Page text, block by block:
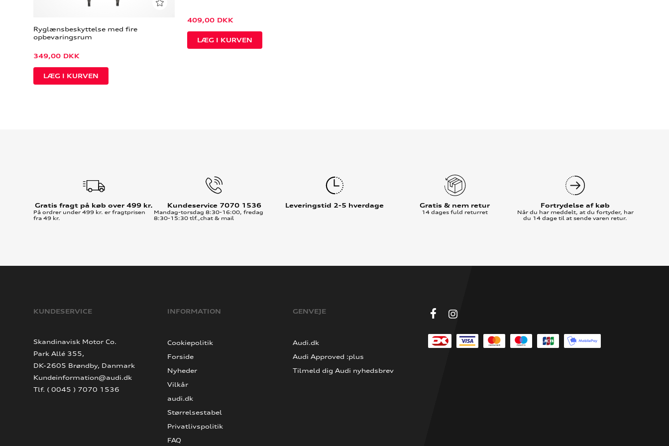
Ryglænsbeskyttelse med fire
opbevaringsrum
349,00 DKK
409,00 DKK
Gratis fragt på køb over 499 kr.
På ordrer under 499 kr. er fragtprisen
fra 49 kr.
Kundeservice 7070 1536
Mandag-torsdag 8:30-16:00, fredag
8:30-15:30 tlf.,chat & mail
Leveringstid 2-5 hverdage Gratis & nem retur
14 dages fuld returret
Fortrydelse af køb
Når du har meddelt, at du fortyder, har
du 14 dage til at sende varen retur.
KUNDESERVICE
Skandinavisk Motor Co.
Park Allé 355,
DK-2605 Brøndby, Danmark
Kundeinformation@audi.dk
Tlf. ( 0045 ) 7070 1536
INFORMATION
Cookiepolitik
Forside
Nyheder
Vilkår
audi.dk
Størrelsestabel
Privatlivspolitik
FAQ
GENVEJE
Audi.dk
Audi Approved :plus
Tilmeld dig Audi nyhedsbrev